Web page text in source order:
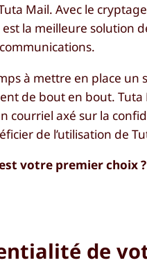
Mail. Avec le
la meilleure solution
à mettre en place
de bout en bout.
courriel axé sur la
de l’utilisation de
votre premier
de